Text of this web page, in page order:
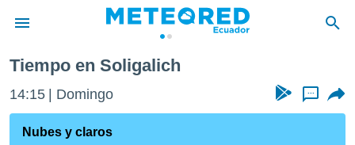
de
ha
Tiempo en Soligalich
14:15 Domingo ...
Nubes y claros